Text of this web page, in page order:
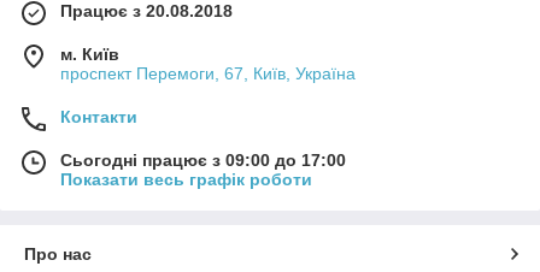
Працює з 20.08.2018
м. Київ
проспект Перемоги, 67, Київ, Україна
Контакти
Сьогодні працює з 09:00 до 17:00
Показати весь графік роботи
Про нас